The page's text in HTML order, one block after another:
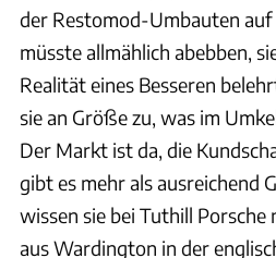
der Restomod-Umbauten auf
müsste allmählich abebben,
Realität eines Besseren
sie an Größe zu, was im
Der Markt ist da, die
gibt es mehr als ausreichend
wissen sie bei Tuthill Porsche
aus Wardington in der